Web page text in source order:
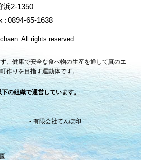
浜2-1350
0894-65-1638
All rights reserved.
、健康で安全な食べ物の生産を通して真のエ
作りを目指す運動体です。
の組織で運営しています。
有限会社てんぽ印